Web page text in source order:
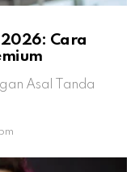
Cara
Asal Tanda